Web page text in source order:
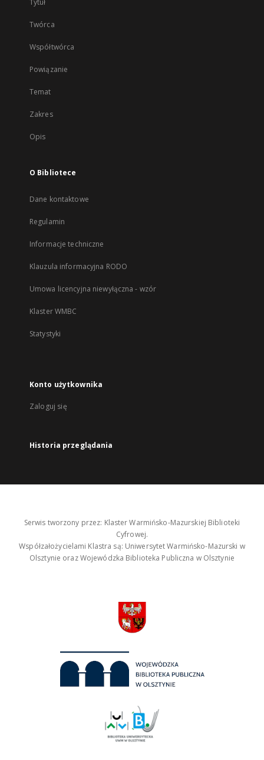
Tytuł
Twórca
Współtwórca
Powiązanie
Temat
Zakres
Opis
O Bibliotece
Dane kontaktowe
Regulamin
Informacje techniczne
Klauzula informacyjna RODO
Umowa licencyjna niewyłączna - wzór
Klaster WMBC
Statystyki
Konto użytkownika
Zaloguj się
Historia przeglądania
Serwis tworzony przez: Klaster Warmińsko-Mazurskiej Biblioteki
Cyfrowej.
Współzałożycielami Klastra są: Uniwersytet Warmińsko-Mazurski w
Olsztynie oraz Wojewódzka Biblioteka Publiczna w Olsztynie